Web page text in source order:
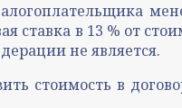
в 13 % от
не является.
стоимость в